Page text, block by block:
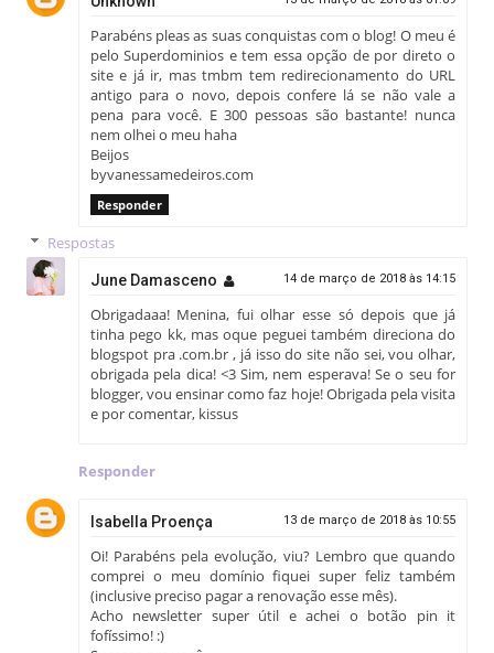
Parabéns pleas as suas conquistas com o blog! O meu é
pelo Superdominios e tem essa opção de por direto o
site e já ir, mas tmbm tem redirecionamento do URL
antigo para o novo, depois confere lá se não vale a
pena para você. E 300 pessoas são bastante! nunca
nem olhei o meu haha
Beijos
byvanessamedeiros.com
Responder
Respostas
June Damasceno 14 de março de 2018 às 14:15
Obrigadaaa! Menina, fui olhar esse só depois que já
tinha pego kk, mas oque peguei também direciona do
blogspot pra .com.br , já isso do site não sei, vou olhar,
obrigada pela dica! <3 Sim, nem esperava! Se o seu for
blogger, vou ensinar como faz hoje! Obrigada pela visita
e por comentar, kissus
Responder
Isabella Proença 13 de março de 2018 às 10:55
Oi! Parabéns pela evolução, viu? Lembro que quando
comprei o meu domínio fiquei super feliz também
(inclusive preciso pagar a renovação esse mês).
Acho newsletter super útil e achei o botão pin it
fofíssimo! :)